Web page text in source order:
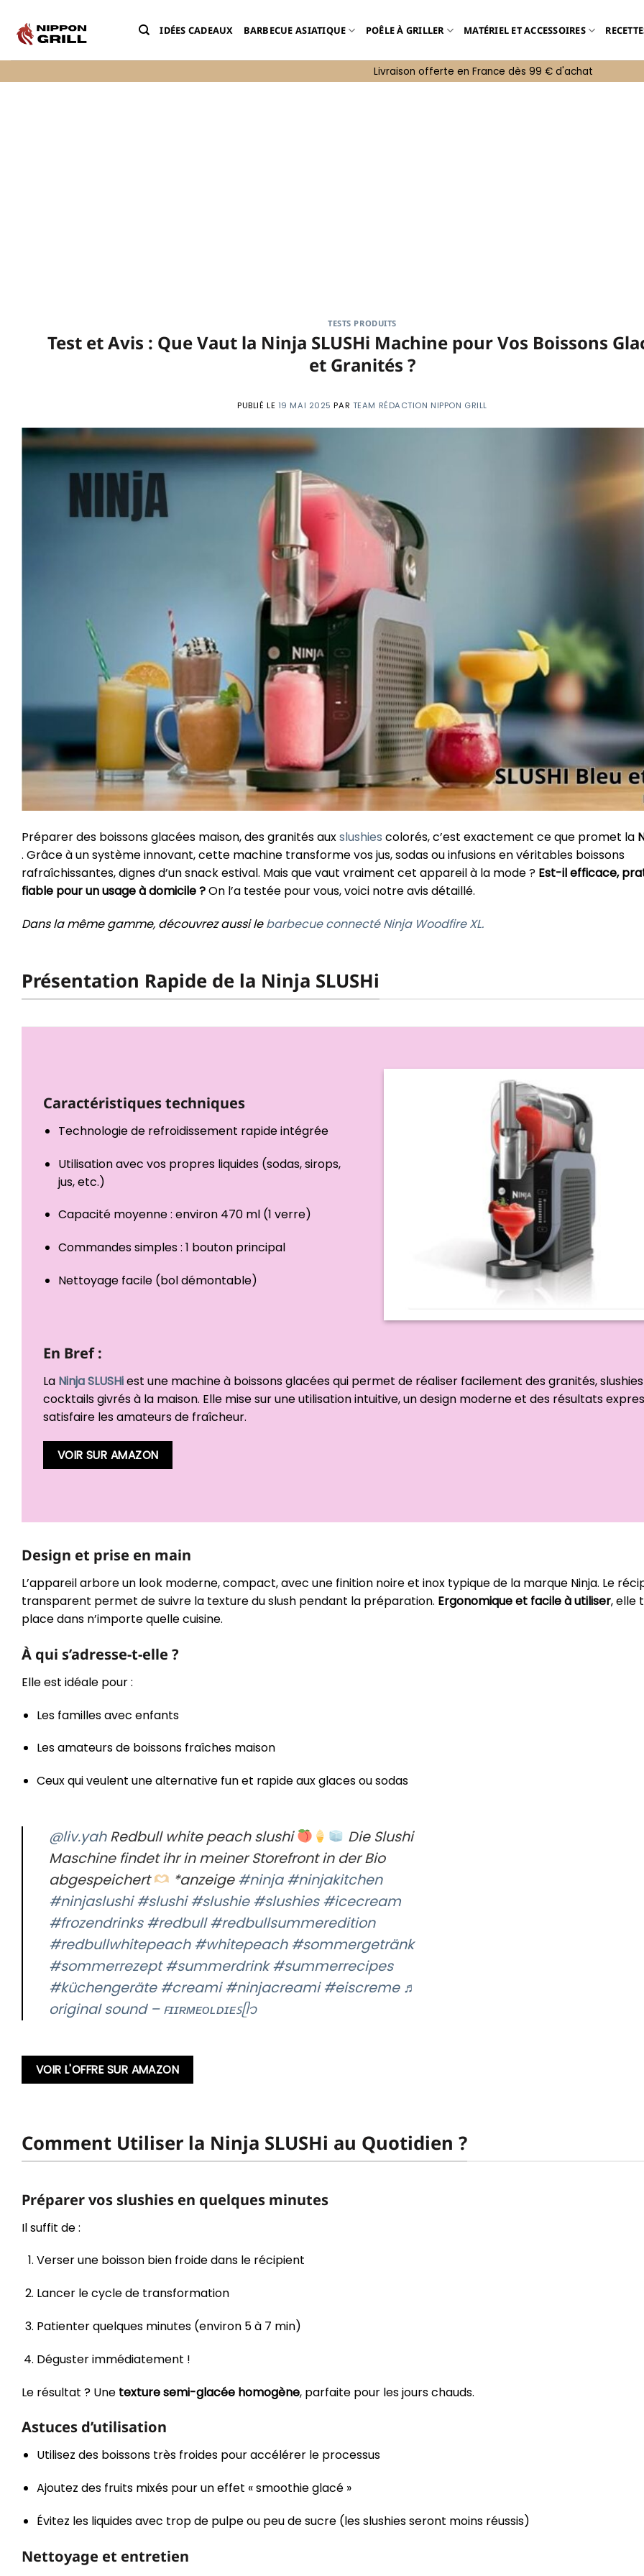
contenu
IDÉES CADEAUX BARBECUE ASIATIQUE POÊLE À GRILLER MATÉRIEL ET ACCESSOIRES
Livraison offerte en France dès 99 € d'achat
TESTS PRODUITS
Test et Avis : Que Vaut la Ninja SLUSHi Machine pour Vos Boissons
et Granités ?
PUBLIÉ LE 19 MAI 2025 PAR TEAM RÉDACTION NIPPON GRILL
Préparer des boissons glacées maison, des granités auxslushies colorés, c’est exactement ce que promet la
. Grâce à un système innovant, cette machine transforme vos jus, sodas ou infusions en véritables boissons
rafraîchissantes, dignes d’un snack estival. Mais que vaut vraiment cet appareil à la mode ? Est-il efficace,
fiable pour un usage à domicile ?On l’a testée pour vous, voici notre avis détaillé.
Dans la même gamme, découvrez aussi lebarbecue connecté Ninja Woodfire XL.
Présentation Rapide de la Ninja SLUSHi
Caractéristiques techniques
Technologie de refroidissement rapide intégrée
Utilisation avec vos propres liquides (sodas, sirops,
jus, etc.)
Capacité moyenne : environ 470 ml (1 verre)
Commandes simples : 1 bouton principal
Nettoyage facile (bol démontable)
En Bref :
La Ninja SLUSHiest une machine à boissons glacées qui permet de réaliser facilement des granités,
cocktails givrés à la maison. Elle mise sur une utilisation intuitive, un design moderne et des résultats
satisfaire les amateurs de fraîcheur.
VOIR SUR AMAZON
Design et prise en main
L’appareil arbore un look moderne, compact, avec une finition noire et inox typique de la marque Ninja. Le
transparent permet de suivre la texture du slush pendant la préparation. Ergonomique et facile à utiliser, elle
place dans n’importe quelle cuisine.
À qui s’adresse-t-elle ?
Elle est idéale pour :
Les familles avec enfants
Les amateurs de boissons fraîches maison
Ceux qui veulent une alternative fun et rapide aux glaces ou sodas
@liv.yahRedbull white peach slushi
Die Slushi
Maschine findet ihr in meiner Storefront in der Bio
abgespeichert
*anzeige#ninja #ninjakitchen
#ninjaslushi #slushi #slushie #slushies #icecream
#frozendrinks #redbull #redbullsummeredition
#redbullwhitepeach #whitepeach #sommergetränk
#sommerrezept #summerdrink #summerrecipes
#küchengeräte #creami #ninjacreami #eiscreme ♬
original sound – ꜰɪɪʀᴍᴇᴏʟᴅɪᴇꜱᥫ᭡
VOIR L'OFFRE SUR AMAZON
Comment Utiliser la Ninja SLUSHi au Quotidien ?
Préparer vos slushies en quelques minutes
Il suffit de :
Verser une boisson bien froide dans le récipient
Lancer le cycle de transformation
Patienter quelques minutes (environ 5 à 7 min)
Déguster immédiatement !
Le résultat ? Une texture semi-glacée homogène, parfaite pour les jours chauds.
Astuces d’utilisation
Utilisez des boissons très froides pour accélérer le processus
Ajoutez des fruits mixés pour un effet « smoothie glacé »
Évitez les liquides avec trop de pulpe ou peu de sucre (les slushies seront moins réussis)
Nettoyage et entretien